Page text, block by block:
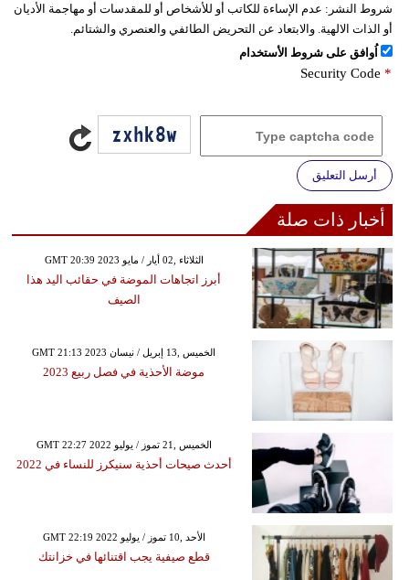
شروط النشر: عدم الإساءة للكاتب أو للأشخاص أو للمقدسات أو مهاجمة الأديان
أو الذات الالهية. والابتعاد عن التحريض الطائفي والعنصري والشتائم.
اُوافق على شروط الأستخدام
Security Code *
أرسل التعليق
أخبار ذات صلة
GMT 20:39 2023 الثلاثاء ,02 أيار / مايو
أبرز اتجاهات الموضة في حقائب اليد هذا
الصيف
GMT 21:13 2023 الخميس ,13 إبريل / نيسان
موضة الأحذية في فصل ربيع 2023
GMT 22:27 2022 الخميس ,21 تموز / يوليو
أحدث صيحات أحذية سنيكرز للنساء في 2022
GMT 22:19 2022 الأحد ,10 تموز / يوليو
قطع صيفية يجب اقتنائها في خزانتك